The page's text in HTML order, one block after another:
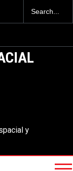
Mundial 2026 ocurrió
aeropuertos
y